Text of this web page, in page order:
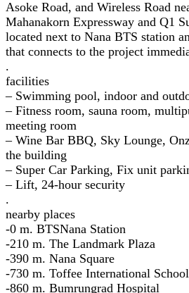
Asoke Road, and Wireless Road
Mahanakorn Expressway and Q1
located next to Nana BTS station
that connects to the project
.
facilities
– Swimming pool, indoor and
– Fitness room, sauna room,
meeting room
– Wine Bar BBQ, Sky Lounge,
the building
– Super Car Parking, Fix unit
– Lift, 24-hour security
.
nearby places
-0 m. BTSNana Station
-210 m. The Landmark Plaza
-390 m. Nana Square
-730 m. Toffee International School
-860 m. Bumrungrad Hospital